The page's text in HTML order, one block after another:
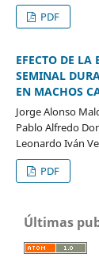
PDF
EFECTO DE LA
SEMINAL
EN MACHOS
Jorge Alonso
Pablo Alfredo
Leonardo Iván
PDF
Últimas